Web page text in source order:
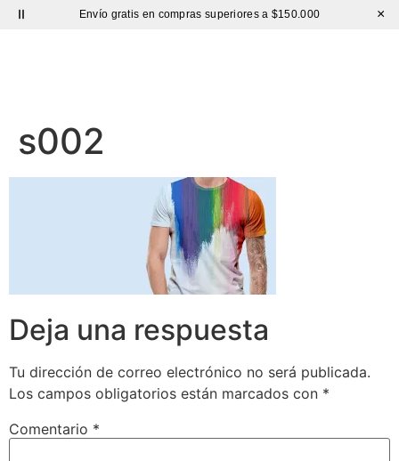
Envío gratis en compras superiores a $150.000 ×
s002
Deja una respuesta
Tu dirección de correo electrónico no será publicada.
Los campos obligatorios están marcados con *
Comentario *